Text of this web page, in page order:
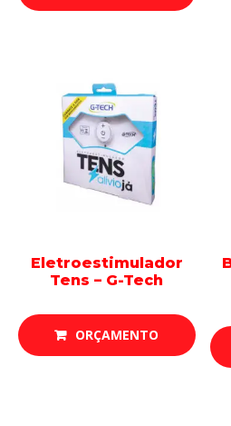
Eletroestimulador
Tens – G-Tech
ORÇAMENTO